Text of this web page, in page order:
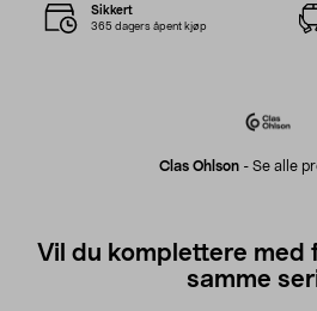
Clas Ohlson- Se alle
Sikkert
365 dagers åpent kjøp
Vil du komplettere med
samme